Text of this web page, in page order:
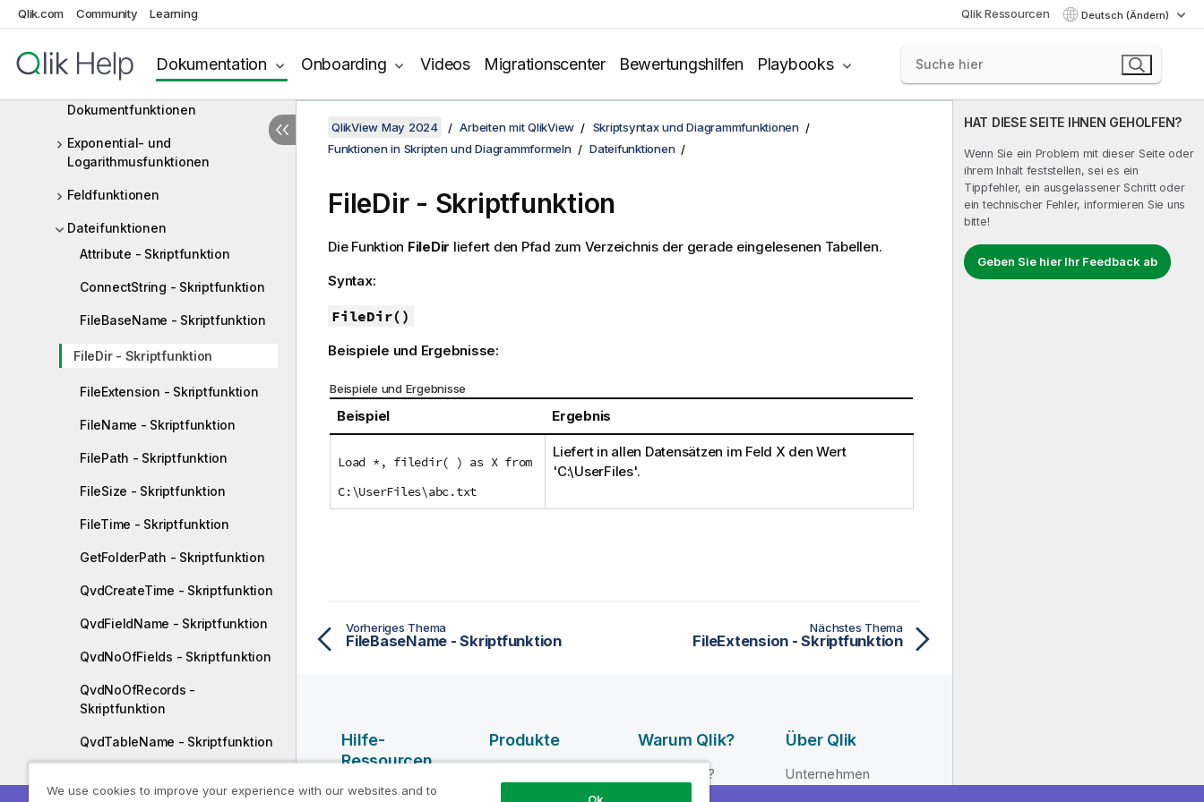
Qlik.com Community Learning Qlik Ressourcen Deutsch (Ändern)
Dokumentation Onboarding Videos Migrationscenter Bewertungshilfen Playbooks
Konditionalfunktionen
Funktionen für Datum und Uhrzeit
Dokumentfunktionen
Exponential- und
Logarithmusfunktionen
Feldfunktionen
Dateifunktionen
Attribute - Skriptfunktion
ConnectString - Skriptfunktion
FileBaseName - Skriptfunktion
FileDir - Skriptfunktion
FileExtension - Skriptfunktion
FileName - Skriptfunktion
FilePath - Skriptfunktion
FileSize - Skriptfunktion
FileTime - Skriptfunktion
GetFolderPath - Skriptfunktion
QvdCreateTime - Skriptfunktion
QvdFieldName - Skriptfunktion
QvdNoOfFields - Skriptfunktion
QvdNoOfRecords -
Skriptfunktion
QvdTableName - Skriptfunktion
HAT DIESE SEITE IHNEN GEHOLFEN?
Wenn Sie ein Problem mit dieser Seite oder
ihrem Inhalt feststellen, sei es ein
Tippfehler, ein ausgelassener Schritt oder
ein technischer Fehler, informieren Sie uns
bitte!
Geben Sie hier Ihr Feedback ab
QlikView May 2024 Arbeiten mit QlikView
Skriptsyntax und Diagrammfunktionen
Funktionen in Skripten und Diagrammformeln
Dateifunktionen
FileDir - Skriptfunktion
Die Funktion FileDir liefert den Pfad zum Verzeichnis der gerade eingelesenen Tabellen.
Syntax:
FileDir()
Beispiele und Ergebnisse:
Beispiele und Ergebnisse
Beispiel Ergebnis
Load *, filedir( ) as X from
C:\UserFiles\abc.txt
Liefert in allen Datensätzen im Feld X den Wert
'C:\UserFiles'.
Vorheriges Thema
FileBaseName - Skriptfunktion
Nächstes Thema
FileExtension - Skriptfunktion
Hilfe-
Ressourcen
Qlik Hilfe-Videos
Produkte
ON UND -
Warum Qlik?
Warum Qlik?
Über Qlik
Unternehmen
We use cookies to improve your experience with our websites and to